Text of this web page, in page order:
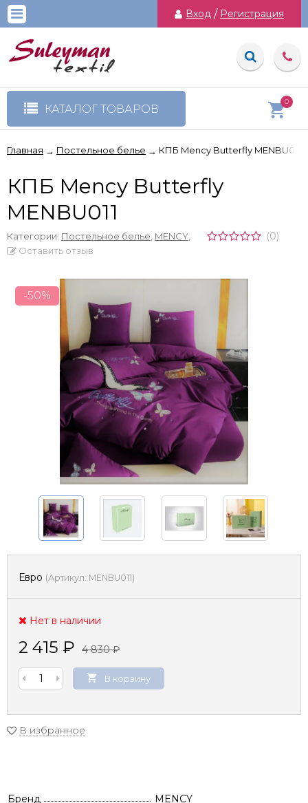
Вход / Регистрация
КАТАЛОГ ТОВАРОВ
0
Главная → Постельное белье → КПБ Mency Butterfly MENBU011
КПБ Mency Butterfly
MENBU011
Категории: Постельное белье MENCY (0)
Оставить отзыв
-50%
Евро (Артикул: MENBU011)
Нет в наличии
2 415 ₽ 4 830₽
В корзину
В избранное
Бренд
MENCY